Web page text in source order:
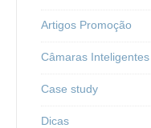
Artigos Promoção
Câmaras Inteligentes
Case study
Dicas